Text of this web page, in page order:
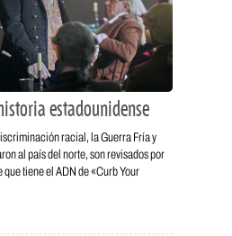
estadounidense
racial, la Guerra Fría y
al país del norte, son revisados por
que tiene el ADN de «Curb Your